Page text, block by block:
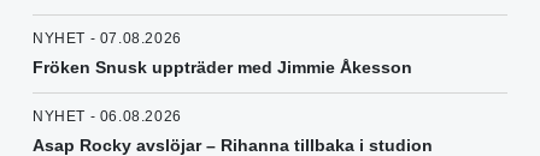
NYHET - 07.08.2026
Fröken Snusk uppträder med Jimmie Åkesson
NYHET - 06.08.2026
Asap Rocky avslöjar – Rihanna tillbaka i studion